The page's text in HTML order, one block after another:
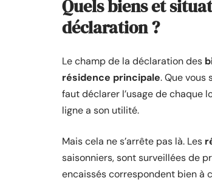
Quels biens et
déclaration ?
Le champ de la déclaration des
résidence principale. Que vous
faut déclarer l’usage de chaque
ligne a son utilité.
Mais cela ne s’arrête pas là. Les
saisonniers, sont surveillées de
encaissés correspondent bien à